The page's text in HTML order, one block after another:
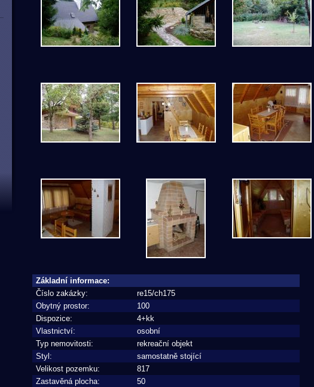
Základní informace:
Číslo zakázky:
re15/ch175
Obytný prostor:
100
Dispozice:
4+kk
Vlastnictví:
osobní
Typ nemovitosti:
rekreační objekt
Styl:
samostatně stojící
Velikost pozemku:
817
Zastavěná plocha:
50